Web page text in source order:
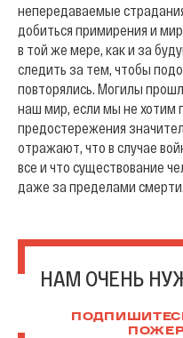
непередаваемые
добиться примирения и
в той же мере, как и за
следить за тем, чтобы
повторялись. Могилы
наш мир, если мы не хотим
предостережения
отражают, что в случае
все и что существование
даже за пределами смерти.
НАМ ОЧЕНЬ